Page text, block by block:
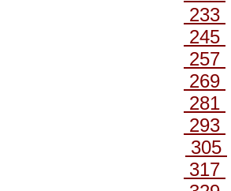
233
245
257
269
281
293
305
317